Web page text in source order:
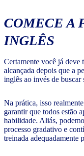
COMECE A
INGLÊS
Certamente você já deve
alcançada depois que a
inglês ao invés de buscar
Na prática, isso
garantir que todos estão
habilidade. Aliás,
processo gradativo e
treinada adequadamente